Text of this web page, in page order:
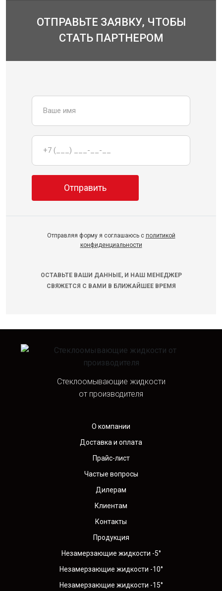
ОТПРАВЬТЕ ЗАЯВКУ, ЧТОБЫ
СТАТЬ ПАРТНЕРОМ
ОСТАВЬТЕ ВАШИ ДАННЫЕ, И НАШ МЕНЕДЖЕР
СВЯЖЕТСЯ С ВАМИ В БЛИЖАЙШЕЕ ВРЕМЯ
Отправляя форму я соглашаюсь с политикой
конфиденциальности
Стеклоомывающие жидкости
от производителя
О компании
Доставка и оплата
Прайс-лист
Частые вопросы
Дилерам
Клиентам
Контакты
Продукция
Незамерзающие жидкости -5°
Незамерзающие жидкости -10°
Незамерзающие жидкости -15°